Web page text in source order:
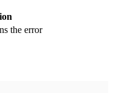
the error